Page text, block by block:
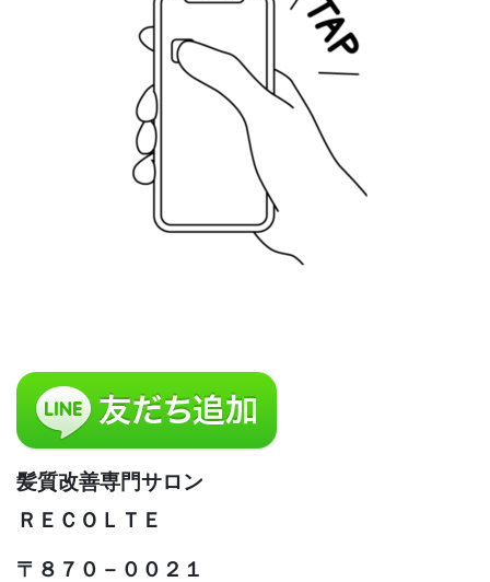
髪質改善専門サロン
ＲＥＣＯＬＴＥ
〒８７０－００２１